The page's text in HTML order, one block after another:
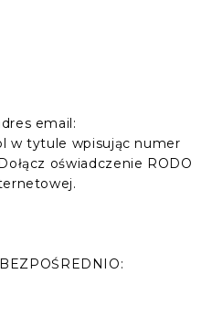
email:
w tytule wpisując numer
oświadczenie RODO